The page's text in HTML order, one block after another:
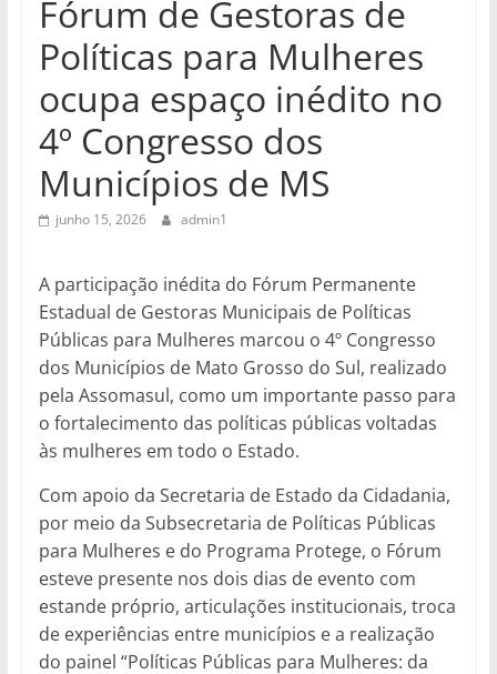
Fórum de Gestoras de
Políticas para Mulheres
ocupa espaço inédito no
4º Congresso dos
Municípios de MS
junho 15, 2026 admin1
A participação inédita do Fórum Permanente
Estadual de Gestoras Municipais de Políticas
Públicas para Mulheres marcou o 4º Congresso
dos Municípios de Mato Grosso do Sul, realizado
pela Assomasul, como um importante passo para
o fortalecimento das políticas públicas voltadas
às mulheres em todo o Estado.
Com apoio da Secretaria de Estado da Cidadania,
por meio da Subsecretaria de Políticas Públicas
para Mulheres e do Programa Protege, o Fórum
esteve presente nos dois dias de evento com
estande próprio, articulações institucionais, troca
de experiências entre municípios e a realização
do painel “Políticas Públicas para Mulheres: da